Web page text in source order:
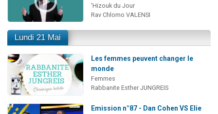
'Hizouk du Jour
Rav Chlomo VALENSI
Lundi 21 Mai
Les femmes peuvent changer le
monde
Femmes
Rabbanite Esther JUNGREIS
Emission n°87 - Dan Cohen VS Elie